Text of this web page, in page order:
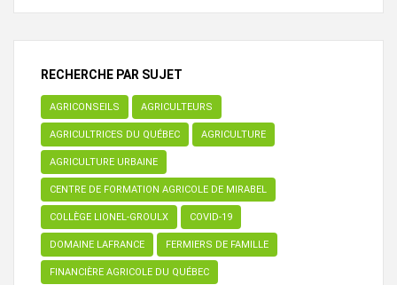
RECHERCHE PAR SUJET
AGRICONSEILS AGRICULTEURS
AGRICULTRICES DU QUÉBEC AGRICULTURE
AGRICULTURE URBAINE
CENTRE DE FORMATION AGRICOLE DE MIRABEL
COLLÈGE LIONEL-GROULX COVID-19
DOMAINE LAFRANCE FERMIERS DE FAMILLE
FINANCIÈRE AGRICOLE DU QUÉBEC